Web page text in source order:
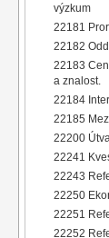
výzkum
22181
22182
22183
a znalost.
22184
22185
22200
22241
22243
22250
22251
22252